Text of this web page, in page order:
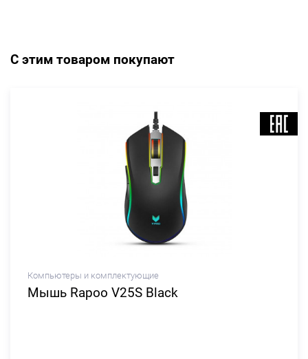
С этим товаром покупают
Компьютеры и комплектующие
Мышь Rapoo V25S Black